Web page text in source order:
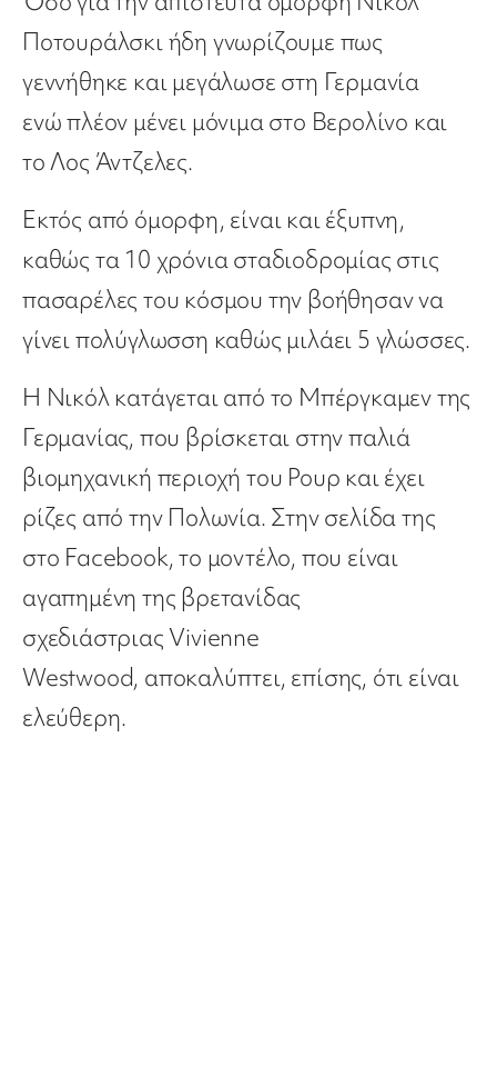
Ποτουράλσκι ήδη γνωρίζουμε πως
γεννήθηκε και μεγάλωσε στη Γερμανία
ενώ πλέον μένει μόνιμα στο Βερολίνο και
το Λος Άντζελες.
Εκτός από όμορφη, είναι και έξυπνη,
καθώς τα 10 χρόνια σταδιοδρομίας στις
πασαρέλες του κόσμου την βοήθησαν να
γίνει πολύγλωσση καθώς μιλάει 5 γλώσσες.
Η Νικόλ κατάγεται από το Μπέργκαμεν της
Γερμανίας, που βρίσκεται στην παλιά
βιομηχανική περιοχή του Ρουρ και έχει
ρίζες από την Πολωνία. Στην σελίδα της
στο Facebook, το μοντέλο, που είναι
αγαπημένη της βρετανίδας
σχεδιάστριας Vivienne
Westwood, αποκαλύπτει, επίσης, ότι είναι
ελεύθερη.